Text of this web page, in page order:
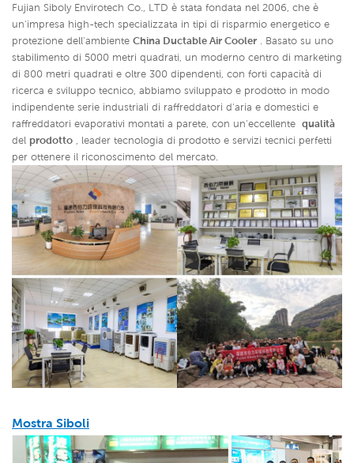
Fujian Siboly Envirotech Co., LTD è stata fondata nel 2006, che è
un'impresa high-tech specializzata in tipi di risparmio energetico e
protezione dell'ambiente China Ductable Air Cooler . Basato su uno
stabilimento di 5000 metri quadrati, un moderno centro di marketing
di 800 metri quadrati e oltre 300 dipendenti, con forti capacità di
ricerca e sviluppo tecnico, abbiamo sviluppato e prodotto in modo
indipendente serie industriali di raffreddatori d'aria e domestici e
raffreddatori evaporativi montati a parete, con un'eccellente qualità
del prodotto
leader tecnologia di prodotto e servizi tecnici perfetti
per ottenere il riconoscimento del mercato.
Mostra Siboli